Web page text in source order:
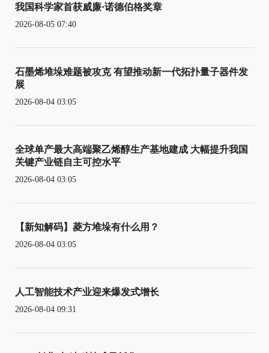
我国科学家首获威廉·诺德伯格奖章
2026-08-05 07:40
石墨烯堆垛难题被攻克 有望推动新一代拓扑量子器件发
展
2026-08-04 03:05
全球单产最大高端聚乙烯醇生产基地建成 大幅提升我国
关键产业链自主可控水平
2026-08-04 03:05
【新知解码】菱方堆垛有什么用？
2026-08-04 03:05
人工智能技术产业迎来爆发式增长
2026-08-04 09:31